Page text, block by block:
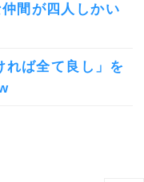
間が四人しかい
れば全て良し」を